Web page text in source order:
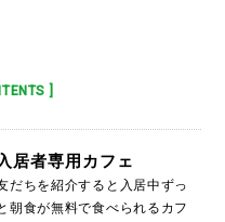
]
入居者専用カフェ
だちを紹介すると入居中ずっ
朝食が無料で食べられるカフ